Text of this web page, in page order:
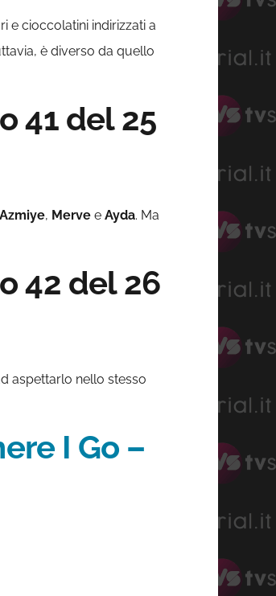
e cioccolatini indirizzati a
è diverso da quello
41 del 25
Azmiye, Merve e Ayda. Ma
42 del 26
aspettarlo nello stesso
I Go –